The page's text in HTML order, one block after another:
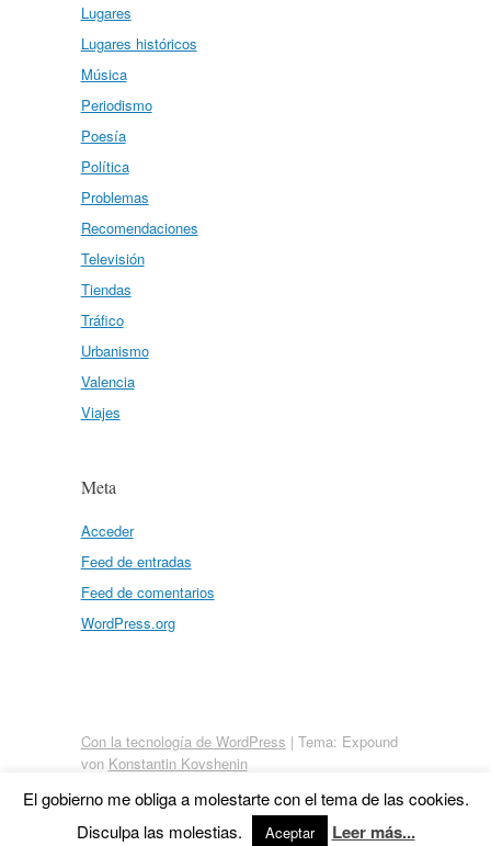
Lugares
Lugares históricos
Música
Periodismo
Poesía
Política
Problemas
Recomendaciones
Televisión
Tiendas
Tráfico
Urbanismo
Valencia
Viajes
Meta
Acceder
Feed de entradas
Feed de comentarios
WordPress.org
Con la tecnología de WordPress | Tema: Expound
von Konstantin Kovshenin
El gobierno me obliga a molestarte con el tema de las cookies.
Disculpa las molestias.
Aceptar Leer más...